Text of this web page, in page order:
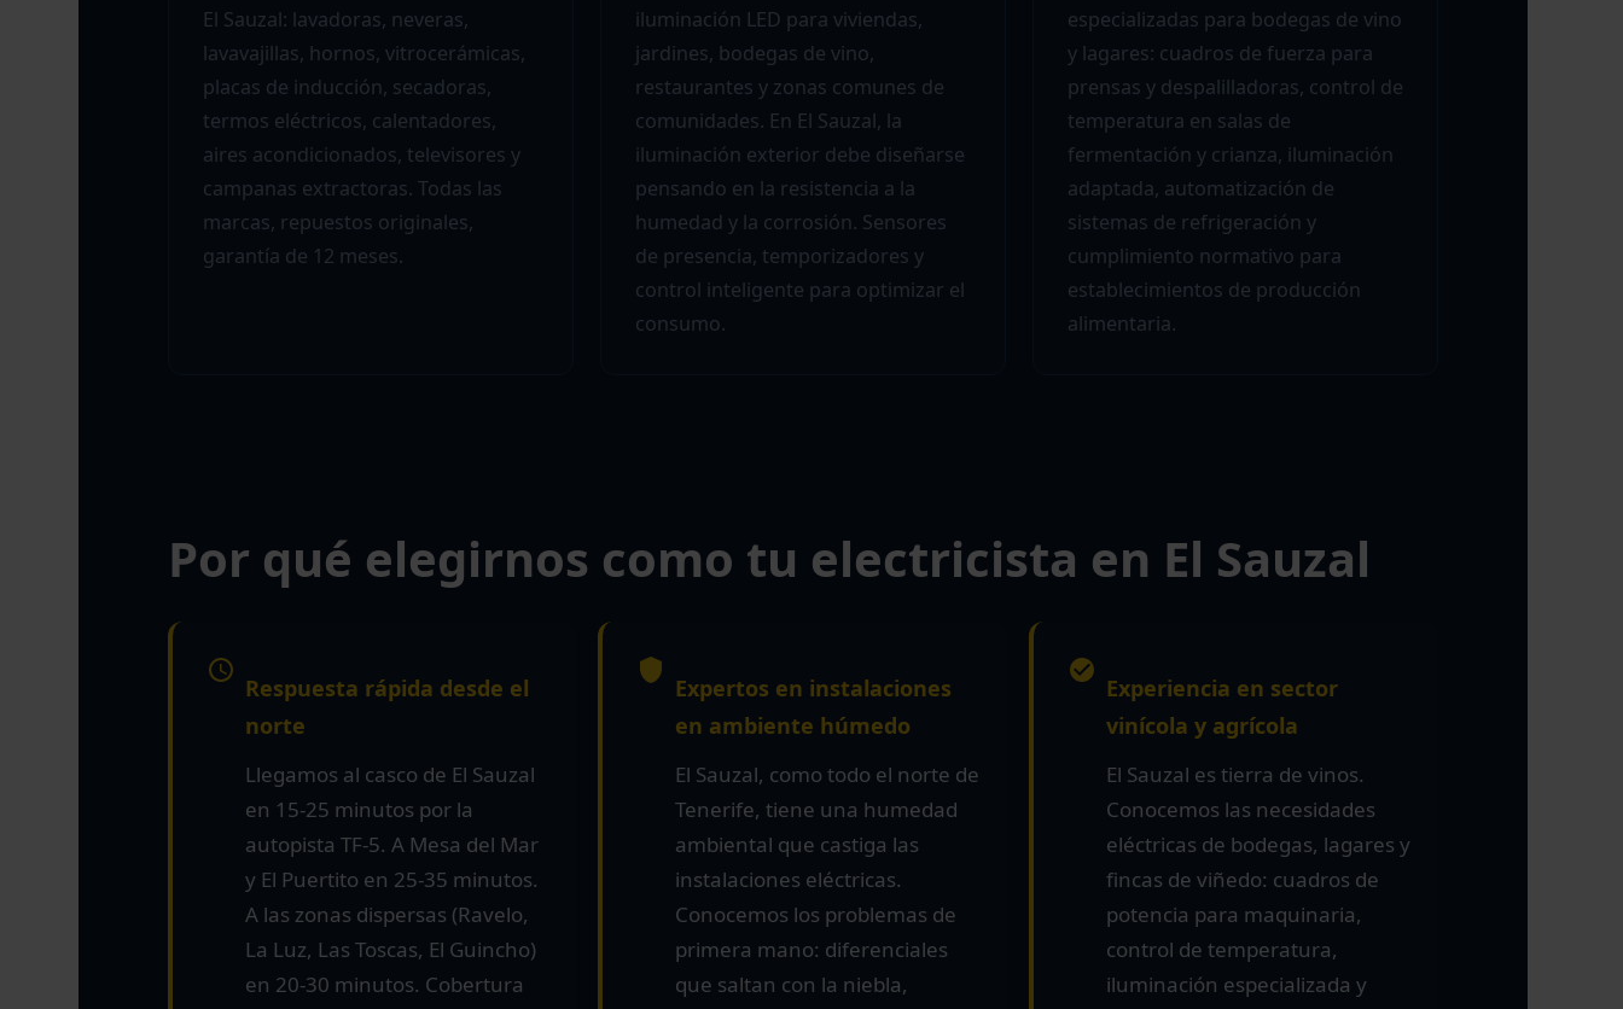
El Sauzal: lavadoras, neveras,
lavavajillas, hornos, vitrocerámicas,
placas de inducción, secadoras,
termos eléctricos, calentadores,
aires acondicionados, televisores y
campanas extractoras. Todas las
marcas, repuestos originales,
garantía de 12 meses.
iluminación LED para viviendas,
jardines, bodegas de vino,
restaurantes y zonas comunes de
comunidades. En El Sauzal, la
iluminación exterior debe diseñarse
pensando en la resistencia a la
humedad y la corrosión. Sensores
de presencia, temporizadores y
control inteligente para optimizar el
consumo.
especializadas para bodegas de vino
y lagares: cuadros de fuerza para
prensas y despalilladoras, control de
temperatura en salas de
fermentación y crianza, iluminación
adaptada, automatización de
sistemas de refrigeración y
cumplimiento normativo para
establecimientos de producción
alimentaria.
Por qué elegirnos como tu electricista en El Sauzal
Respuesta rápida desde el
norte
Llegamos al casco de El Sauzal
en 15-25 minutos por la
autopista TF-5. A Mesa del Mar
y El Puertito en 25-35 minutos.
A las zonas dispersas (Ravelo,
La Luz, Las Toscas, El Guincho)
en 20-30 minutos. Cobertura
Expertos en instalaciones
en ambiente húmedo
El Sauzal, como todo el norte de
Tenerife, tiene una humedad
ambiental que castiga las
instalaciones eléctricas.
Conocemos los problemas de
primera mano: diferenciales
que saltan con la niebla,
Experiencia en sector
vinícola y agrícola
El Sauzal es tierra de vinos.
Conocemos las necesidades
eléctricas de bodegas, lagares y
fincas de viñedo: cuadros de
potencia para maquinaria,
control de temperatura,
iluminación especializada y